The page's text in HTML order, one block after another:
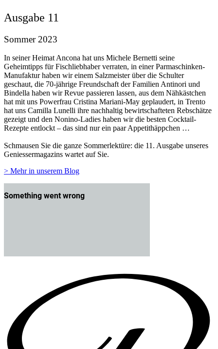
Ausgabe 11
Sommer 2023
In seiner Heimat Ancona hat uns Michele Bernetti seine
Geheimtipps für Fischliebhaber verraten, in einer Parmaschinken-
Manufaktur haben wir einem Salzmeister über die Schulter
geschaut, die 70-jährige Freundschaft der Familien Antinori und
Bindella haben wir Revue passieren lassen, aus dem Nähkästchen
hat mit uns Powerfrau Cristina Mariani-May geplaudert, in Trento
hat uns Camilla Lunelli ihre nachhaltig bewirtschafteten Rebschätze
gezeigt und den Nonino-Ladies haben wir die besten Cocktail-
Rezepte entlockt – das sind nur ein paar Appetithäppchen …
Schmausen Sie die ganze Sommerlektüre: die 11. Ausgabe unseres
Geniessermagazins wartet auf Sie.
> Mehr in unserem Blog